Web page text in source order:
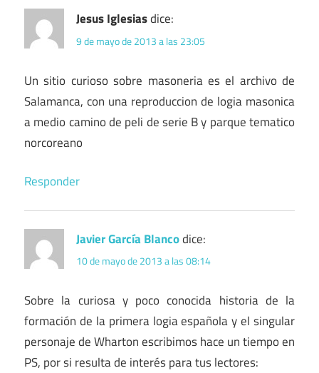
Jesus Iglesiasdice:
9 de mayo de 2013 a las 23:05
Un sitio curioso sobre masoneria es el archivo de
Salamanca, con una reproduccion de logia masonica
a medio camino de peli de serie B y parque tematico
norcoreano
Responder
Javier García Blancodice:
10 de mayo de 2013 a las 08:14
Sobre la curiosa y poco conocida historia de la
formación de la primera logia española y el singular
personaje de Wharton escribimos hace un tiempo en
PS, por si resulta de interés para tus lectores: